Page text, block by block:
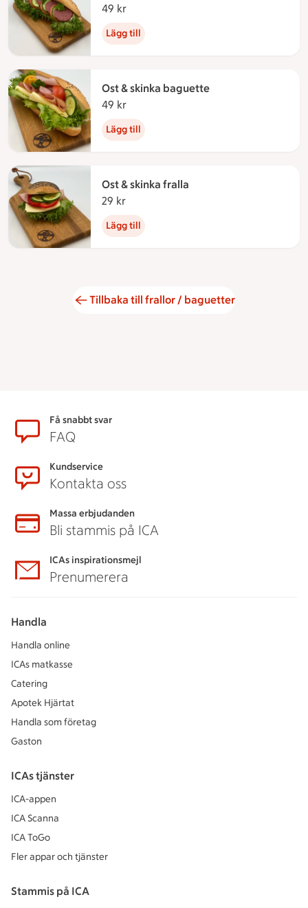
49 kr
Lägg till
Ost & skinka baguette
49 kr
Lägg till
Ost & skinka fralla
29 kr
Lägg till
Tillbaka till frallor / baguetter
SidfotFå snabbt svar
FAQ
Kundservice
Kontakta oss
Massa erbjudanden
Bli stammis på ICA
ICAs inspirationsmejl
Prenumerera
Handla
Handla online
ICAs matkasse
Catering
Apotek Hjärtat
Handla som företag
Gaston
ICAs tjänster
ICA-appen
ICA Scanna
ICA ToGo
Fler appar och tjänster
Stammis på ICA